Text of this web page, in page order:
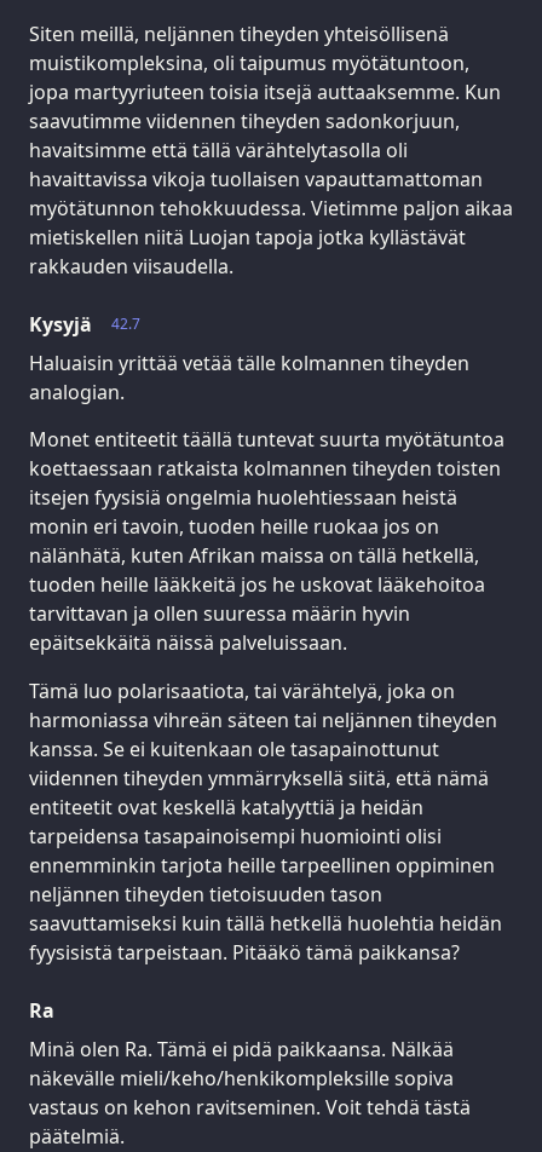
Siten meillä, neljännen tiheyden yhteisöllisenä
muistikompleksina, oli taipumus myötätuntoon,
jopa martyyriuteen toisia itsejä auttaaksemme. Kun
saavutimme viidennen tiheyden sadonkorjuun,
havaitsimme että tällä värähtelytasolla oli
havaittavissa vikoja tuollaisen vapauttamattoman
myötätunnon tehokkuudessa. Vietimme paljon aikaa
mietiskellen niitä Luojan tapoja jotka kyllästävät
rakkauden viisaudella.
42.7
Kysyjä
Haluaisin yrittää vetää tälle kolmannen tiheyden
analogian.
Monet entiteetit täällä tuntevat suurta myötätuntoa
koettaessaan ratkaista kolmannen tiheyden toisten
itsejen fyysisiä ongelmia huolehtiessaan heistä
monin eri tavoin, tuoden heille ruokaa jos on
nälänhätä, kuten Afrikan maissa on tällä hetkellä,
tuoden heille lääkkeitä jos he uskovat lääkehoitoa
tarvittavan ja ollen suuressa määrin hyvin
epäitsekkäitä näissä palveluissaan.
Tämä luo polarisaatiota, tai värähtelyä, joka on
harmoniassa vihreän säteen tai neljännen tiheyden
kanssa. Se ei kuitenkaan ole tasapainottunut
viidennen tiheyden ymmärryksellä siitä, että nämä
entiteetit ovat keskellä katalyyttiä ja heidän
tarpeidensa tasapainoisempi huomiointi olisi
ennemminkin tarjota heille tarpeellinen oppiminen
neljännen tiheyden tietoisuuden tason
saavuttamiseksi kuin tällä hetkellä huolehtia heidän
fyysisistä tarpeistaan. Pitääkö tämä paikkansa?
Ra
Minä olen Ra. Tämä ei pidä paikkaansa. Nälkää
näkevälle mieli/keho/henkikompleksille sopiva
vastaus on kehon ravitseminen. Voit tehdä tästä
päätelmiä.